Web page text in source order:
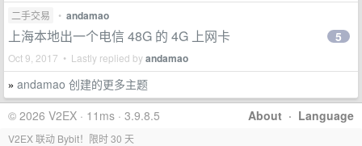
二手交易 • andamao
上海本地出一个电信 48G 的 4G 上网卡
Oct 9, 2017 • Lastly replied byandamao
5
» andamao 创建的更多主题
About · Language
© 2026 V2EX · 11ms · 3.9.8.5
V2EX 联动 Bybit！限时 30 天